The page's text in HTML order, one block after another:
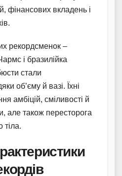
фінансових вкладень і
рекордсменок –
і бразилійка
стали
об’єму й вазі. Їхні
амбіцій, сміливості й
але також пересторога
тіла.